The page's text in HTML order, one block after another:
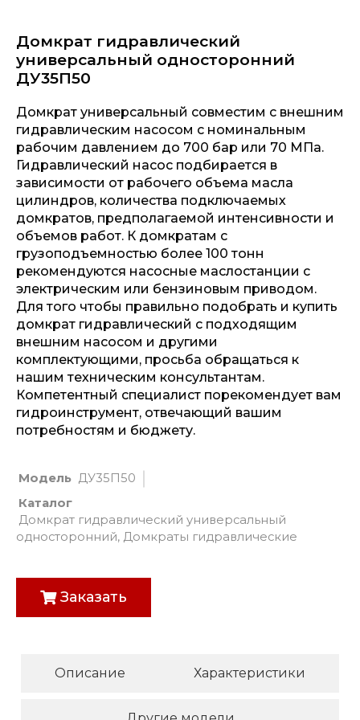
Домкрат гидравлический
универсальный односторонний
ДУ35П50
Домкрат универсальный совместим с внешним
гидравлическим насосом с номинальным
рабочим давлением до 700 бар или 70 МПа.
Гидравлический насос подбирается в
зависимости от рабочего объема масла
цилиндров, количества подключаемых
домкратов, предполагаемой интенсивности и
объемов работ. К домкратам с
грузоподъемностью более 100 тонн
рекомендуются насосные маслостанции с
электрическим или бензиновым приводом.
Для того чтобы правильно подобрать и купить
домкрат гидравлический с подходящим
внешним насосом и другими
комплектующими, просьба обращаться к
нашим техническим консультантам.
Компетентный специалист порекомендует вам
гидроинструмент, отвечающий вашим
потребностям и бюджету.
Модель ДУ35П50
Каталог
Домкрат гидравлический универсальный
односторонний, Домкраты гидравлические
Заказать
Описание Характеристики